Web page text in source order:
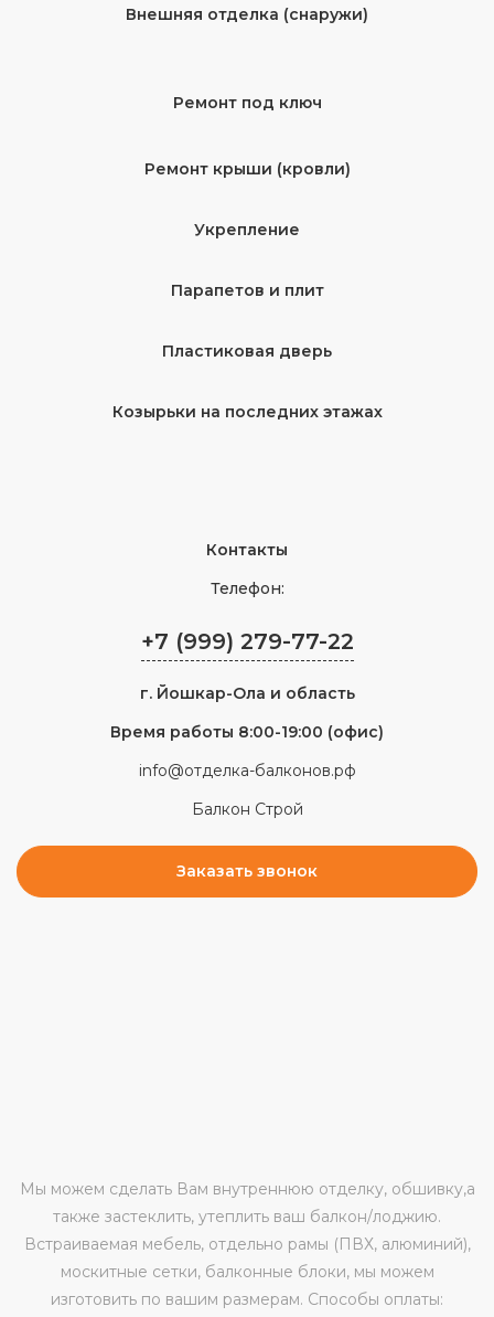
Внешняя отделка (снаружи)
Ремонт под ключ
Ремонт крыши (кровли)
Укрепление
Парапетов и плит
Пластиковая дверь
Козырьки на последних этажах
Контакты
Телефон:
+7 (999) 279-77-22
г. Йошкар-Ола и область
Время работы 8:00-19:00 (офис)
info@отделка-балконов.рф
Балкон Строй
Заказать звонок
Мы можем сделать Вам внутреннюю отделку, обшивку,а
также застеклить, утеплить ваш балкон/лоджию.
Встраиваемая мебель, отдельно рамы (ПВХ, алюминий),
москитные сетки, балконные блоки, мы можем
изготовить по вашим размерам. Способы оплаты: